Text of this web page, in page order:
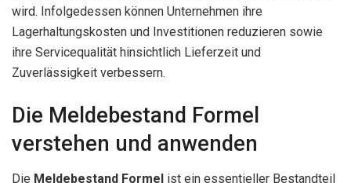
wird. Infolgedessen können Unternehmen ihre
Lagerhaltungskosten und Investitionen reduzieren sowie
ihre Servicequalität hinsichtlich Lieferzeit und
Zuverlässigkeit verbessern.
Die Meldebestand Formel
verstehen und anwenden
Die Meldebestand Formel ist ein essentieller Bestandteil